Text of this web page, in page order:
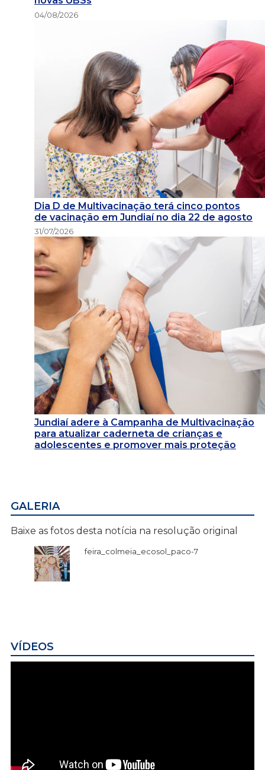
04/08/2026
Dia D de Multivacinação terá cinco pontos
de vacinação em Jundiaí no dia 22 de agosto
31/07/2026
Jundiaí adere à Campanha de Multivacinação
para atualizar caderneta de crianças e
adolescentes e promover mais proteção
GALERIA
Baixe as fotos desta notícia na resolução original
feira_colmeia_ecosol_paco-7
VÍDEOS